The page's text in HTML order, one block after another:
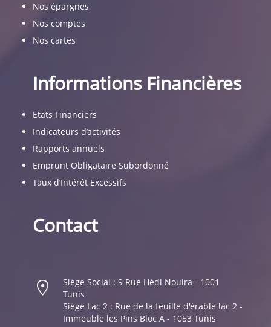
Nos épargnes
Nos comptes
Nos cartes
Informations Financières
Etats Financiers
Indicateurs d’activités
Rapports annuels
Emprunt Obligataire Subordonné
Taux d’Intérêt Excessifs
Contact
Siège Social : 9 Rue Hédi Nouira - 1001
Tunis
Siège Lac 2 : Rue de la feuille d'érable lac 2 -
Immeuble les Pins Bloc A - 1053 Tunis